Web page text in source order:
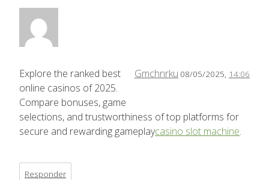
Gmchnrku 08/05/2025, 14:06
Explore the ranked best
online casinos of 2025.
Compare bonuses, game
selections, and trustworthiness of top platforms for
secure and rewarding gameplaycasino slot machine.
Responder